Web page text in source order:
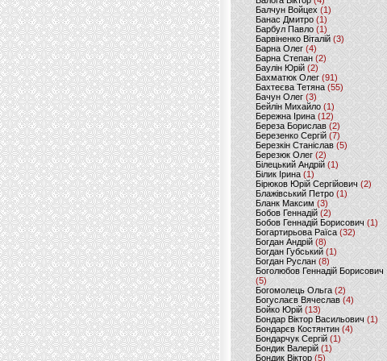
Балчун Войцех (1)
Банас Дмитро (1)
Барбул Павло(1)
Барвіненко Віталій(3)
Барна Олег (4)
Барна Степан (2)
Баулін Юрій (2)
Бахматюк Олег (91)
Бахтеєва Тетяна(55)
Бачун Олег (3)
Бейлін Михайло (1)
Бережна Ірина(12)
Береза Борислав(2)
Березенко Сергій (7)
Березкін Станіслав (5)
Березюк Олег(2)
Білецький Андрій (1)
Білик Ірина (1)
Бірюков Юрій Сергійович (2)
Блажівський Петро (1)
Бланк Максим(3)
Бобов Геннадій (2)
Бобов Геннадій Борисович (1)
Богартирьова Раїса (32)
Богдан Андрій(8)
Богдан Губський (1)
Богдан Руслан(8)
Боголюбов Геннадій Борисович
(5)
Богомолець Ольга (2)
Богуслаєв Вячеслав (4)
Бойко Юрій (13)
Бондар Віктор Васильович (1)
Бондарєв Костянтин (4)
Бондарчук Сергій(1)
Бондик Валерій (1)
Бондик Віктор(5)